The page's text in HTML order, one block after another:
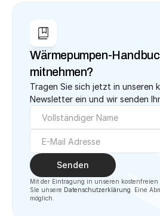
Wärmepumpen-
mitnehmen?
Tragen Sie sich jetzt in unseren
Newsletter ein und wir senden
Senden
Mit der Eintragung in unseren kostenfreien
SIe unsere Datenschutzerklärung . Eine
möglich.